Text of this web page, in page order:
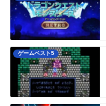
ゲームベスト5